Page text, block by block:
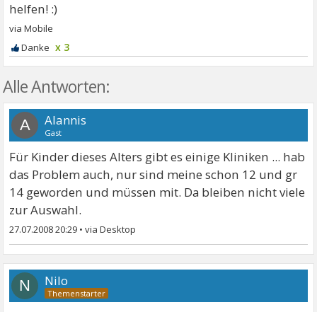
x 3
Alle Antworten:
A Alannis
Gast
Für Kinder dieses Alters gibt es einige Kliniken ... hab
das Problem auch, nur sind meine schon 12 und gr
14 geworden und müssen mit. Da bleiben nicht viele
zur Auswahl.
27.07.2008 20:29 •
N Nilo